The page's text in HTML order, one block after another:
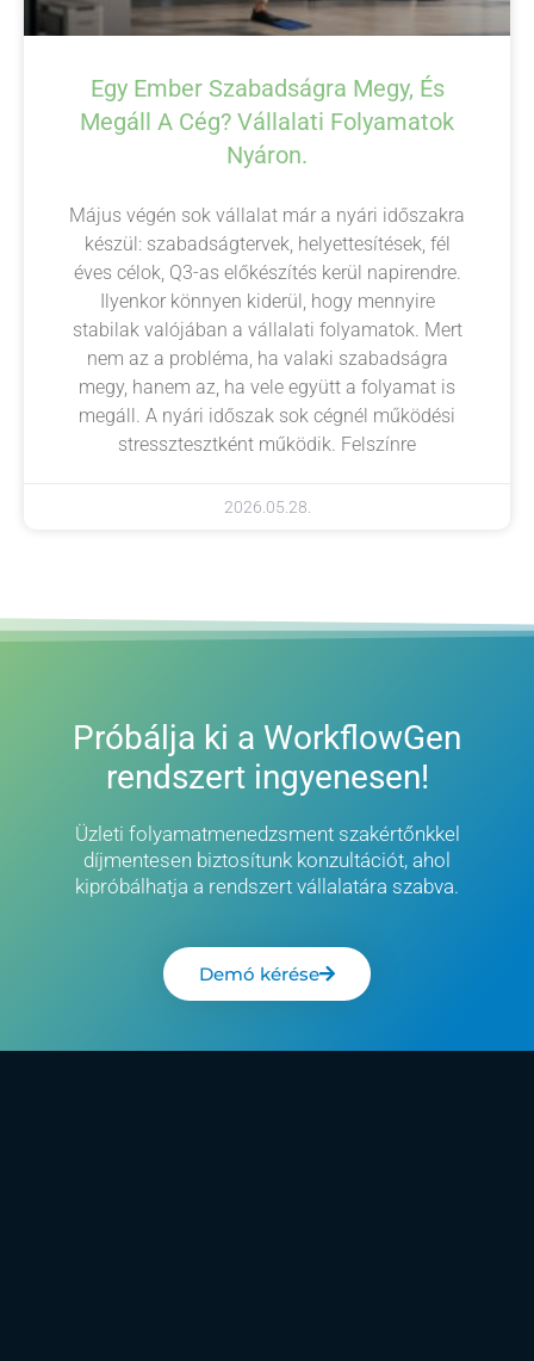
Egy Ember Szabadságra Megy, És
Megáll A Cég? Vállalati Folyamatok
Nyáron.
Május végén sok vállalat már a nyári időszakra
készül: szabadságtervek, helyettesítések, fél
éves célok, Q3-as előkészítés kerül napirendre.
Ilyenkor könnyen kiderül, hogy mennyire
stabilak valójában a vállalati folyamatok. Mert
nem az a probléma, ha valaki szabadságra
megy, hanem az, ha vele együtt a folyamat is
megáll. A nyári időszak sok cégnél működési
stressztesztként működik. Felszínre
2026.05.28.
Próbálja ki a WorkflowGen
rendszert ingyenesen!
Üzleti folyamatmenedzsment szakértőnkkel
díjmentesen biztosítunk konzultációt, ahol
kipróbálhatja a rendszert vállalatára szabva.
Demó kérése